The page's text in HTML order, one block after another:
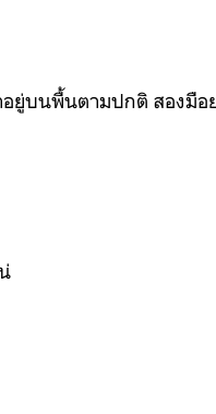
อยู่บนพื้นตามปกติ สองมื